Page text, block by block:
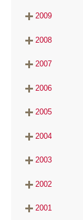
2009
2008
2007
2006
2005
2004
2003
2002
2001